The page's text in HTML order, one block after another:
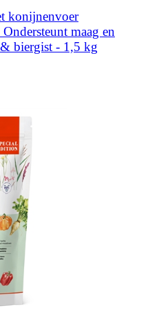
konijnenvoer
maag en
biergist - 1,5 kg